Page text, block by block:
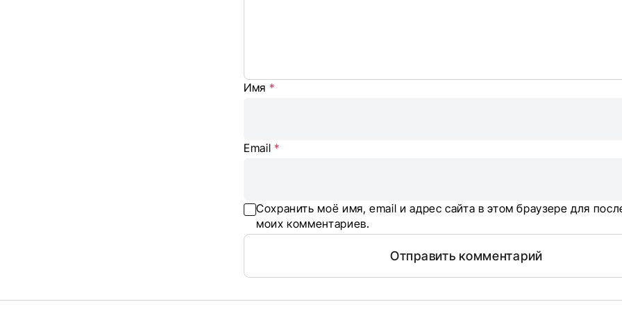
Имя *
Email *
Сохранить моё имя, email и адрес сайта в этом браузере для
моих комментариев.